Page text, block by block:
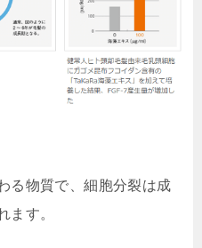
る物質で、細胞分裂は成
ます。